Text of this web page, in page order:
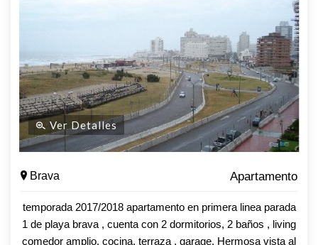
Ver Detalles
Brava Apartamento
temporada 2017/2018 apartamento en primera linea parada
1 de playa brava , cuenta con 2 dormitorios, 2 baños , living
comedor amplio. cocina, terraza , garage. Hermosa vista al